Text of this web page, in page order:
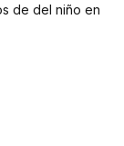
de del niño en